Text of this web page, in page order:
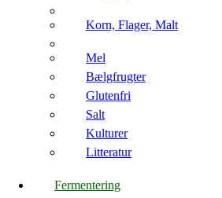
Korn, Flager, Malt
Mel
Bælgfrugter
Glutenfri
Salt
Kulturer
Litteratur
Fermentering